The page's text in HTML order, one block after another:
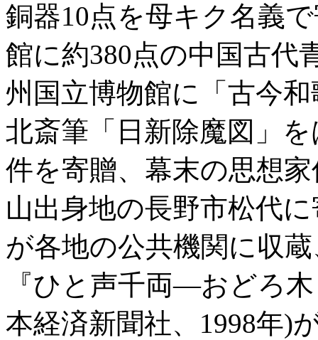
銅器10点を母キク名義
館に約380点の中国古代
州国立博物館に「古今
北斎筆「日新除魔図」
件を寄贈、幕末の思想
山出身地の長野市松代
が各地の公共機関に収
『ひと声千両―おどろ
本経済新聞社、1998年)